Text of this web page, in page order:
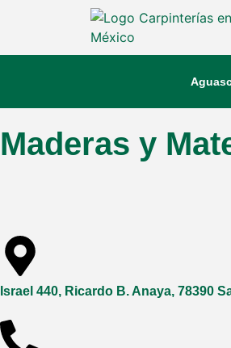
Maderas y
Israel 440, Ricardo B. Anaya, 78390